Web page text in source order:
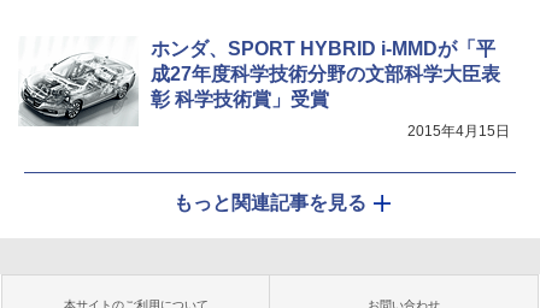
ホンダ、SPORT HYBRID i-MMDが「平
成27年度科学技術分野の文部科学大臣表
彰 科学技術賞」受賞
2015年4月15日
もっと関連記事を見る
本サイトのご利用について お問い合わせ